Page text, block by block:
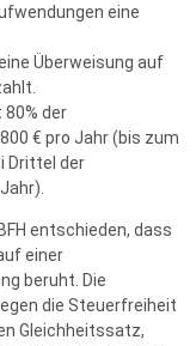
eine
Überweisung auf
der
€ pro Jahr (bis zum
Drittel der
entschieden, dass
einer
beruht. Die
die Steuerfreiheit
Gleichheitssatz,